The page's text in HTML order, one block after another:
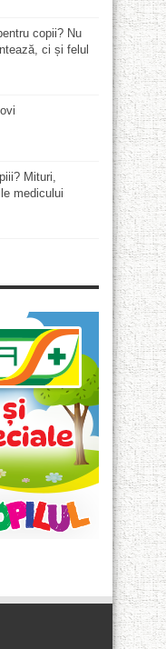
copii? Nu
ci și felul
Mituri,
medicului